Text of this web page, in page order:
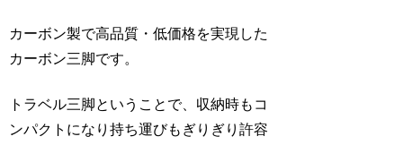
カーボン製で高品質・低価格を実現した
カーボン三脚です。
トラベル三脚ということで、収納時もコ
ンパクトになり持ち運びもぎりぎり許容